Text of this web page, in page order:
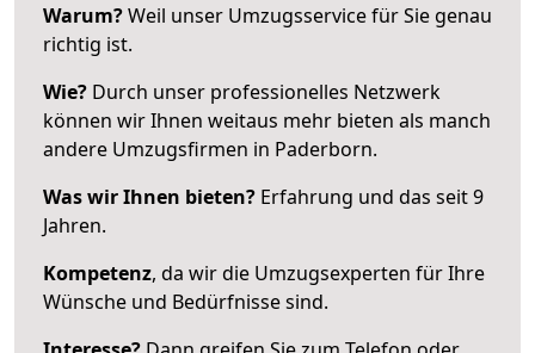
Warum?Weil unser Umzugsservice für Sie genau
richtig ist.
Wie? Durch unser professionelles Netzwerk
können wir Ihnen weitaus mehr bieten als manch
andere Umzugsfirmen in Paderborn.
Was wir Ihnen bieten? Erfahrung und das seit 9
Jahren.
Kompetenz, da wir die Umzugsexperten für Ihre
Wünsche und Bedürfnisse sind.